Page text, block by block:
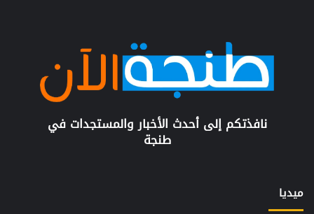
نافذتكم إلى أحدث الأخبار والمستجدات في
طنجة
ميديا